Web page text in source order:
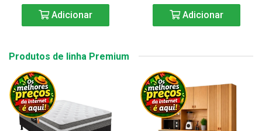
Adicionar Adicionar
Produtos de linha Premium